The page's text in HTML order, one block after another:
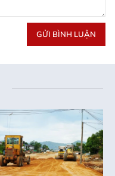
GỬI BÌNH LUẬN